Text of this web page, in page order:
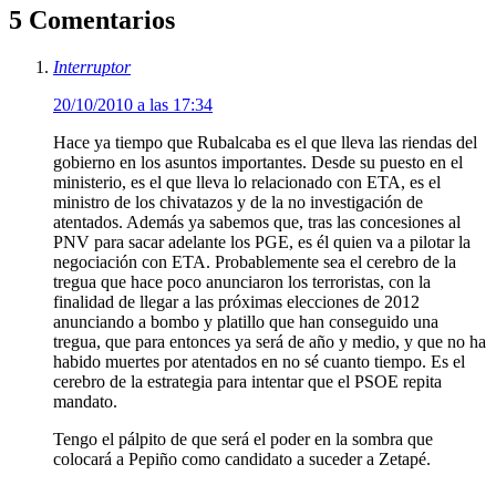
5 Comentarios
Interruptor
20/10/2010 a las 17:34
Hace ya tiempo que Rubalcaba es el que lleva las riendas del
gobierno en los asuntos importantes. Desde su puesto en el
ministerio, es el que lleva lo relacionado con ETA, es el
ministro de los chivatazos y de la no investigación de
atentados. Además ya sabemos que, tras las concesiones al
PNV para sacar adelante los PGE, es él quien va a pilotar la
negociación con ETA. Probablemente sea el cerebro de la
tregua que hace poco anunciaron los terroristas, con la
finalidad de llegar a las próximas elecciones de 2012
anunciando a bombo y platillo que han conseguido una
tregua, que para entonces ya será de año y medio, y que no ha
habido muertes por atentados en no sé cuanto tiempo. Es el
cerebro de la estrategia para intentar que el PSOE repita
mandato.
Tengo el pálpito de que será el poder en la sombra que
colocará a Pepiño como candidato a suceder a Zetapé.